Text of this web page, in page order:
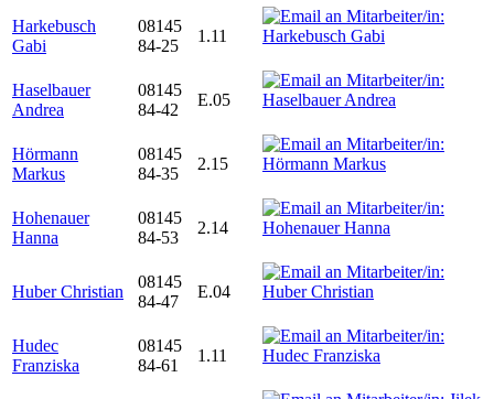
Harkebusch
Gabi
08145
84-25
1.11
Haselbauer
Andrea
08145
84-42
E.05
Hörmann
Markus
08145
84-35
2.15
Hohenauer
Hanna
08145
84-53
2.14
Huber Christian
08145
84-47
E.04
Hudec
Franziska
08145
84-61
1.11